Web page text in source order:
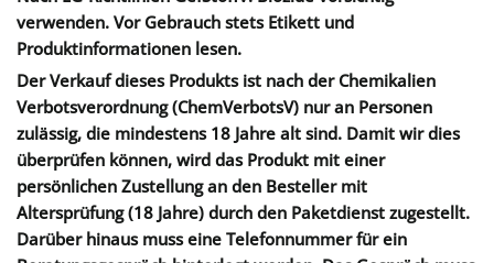
verwenden. Vor Gebrauch stets Etikett und
Produktinformationen lesen.
Der Verkauf dieses Produkts ist nach der Chemikalien
Verbotsverordnung (ChemVerbotsV) nur an Personen
zulässig, die mindestens 18 Jahre alt sind. Damit wir dies
überprüfen können, wird das Produkt mit einer
persönlichen Zustellung an den Besteller mit
Altersprüfung (18 Jahre) durch den Paketdienst zugestellt.
Darüber hinaus muss eine Telefonnummer für ein